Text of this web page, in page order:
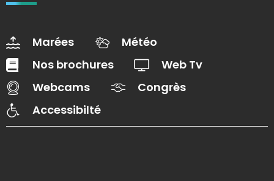
Marées
Météo
Nos brochures
Web Tv
Webcams
Congrès
Accessibilté